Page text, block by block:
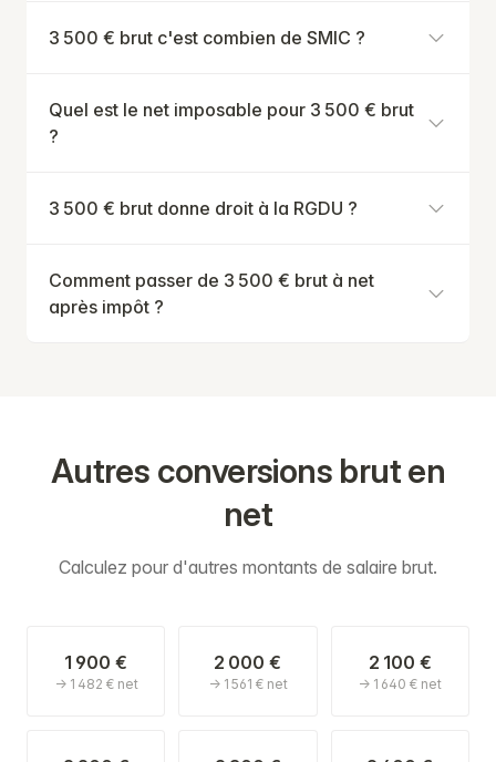
3 500 € brut c'est combien de SMIC ?
Quel est le net imposable pour 3 500 € brut
?
3 500 € brut donne droit à la RGDU ?
Comment passer de 3 500 € brut à net
après impôt ?
Autres conversions brut en
net
Calculez pour d'autres montants de salaire brut.
1 900 €
→ 1 482 € net
2 000 €
→ 1 561 € net
2 100 €
→ 1 640 € net